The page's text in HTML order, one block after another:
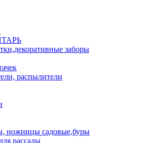
заборы
распылители
ножницы садовые,буры
рассады